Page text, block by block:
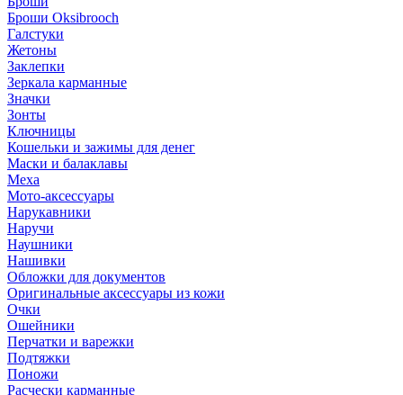
Броши Oksibrooch
Галстуки
Жетоны
Заклепки
Зеркала карманные
Значки
Зонты
Ключницы
Кошельки и зажимы для денег
Маски и балаклавы
Меха
Мото-аксессуары
Нарукавники
Наручи
Наушники
Нашивки
Обложки для документов
Оригинальные аксессуары из кожи
Очки
Ошейники
Перчатки и варежки
Подтяжки
Поножи
Расчески карманные